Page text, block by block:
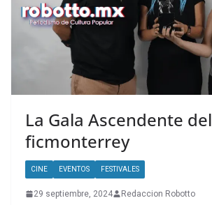
La Gala Ascendente del
ficmonterrey
CINE EVENTOS FESTIVALES
29 septiembre, 2024 Redaccion Robotto